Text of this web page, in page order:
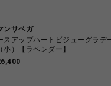
ンサベガ
スアップハートビジューグラデ
小）【ラベンダー】